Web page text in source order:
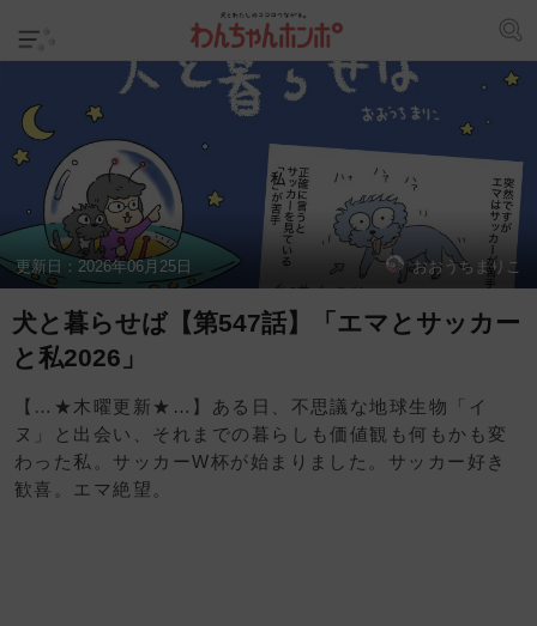
更新日： 2026年06月25日 おおうちまりこ
犬と暮らせば【第547話】「エマとサッカー
と私2026」
【…★木曜更新★…】ある日、不思議な地球生物「イ
ヌ」と出会い、それまでの暮らしも価値観も何もかも変
わった私。サッカーW杯が始まりました。サッカー好き
歓喜。エマ絶望。